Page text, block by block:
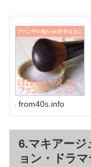
from40s.info
6.マキアージ
ョン・ドラ